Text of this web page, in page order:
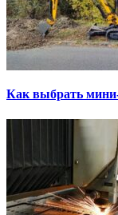
Как выбрать мини-